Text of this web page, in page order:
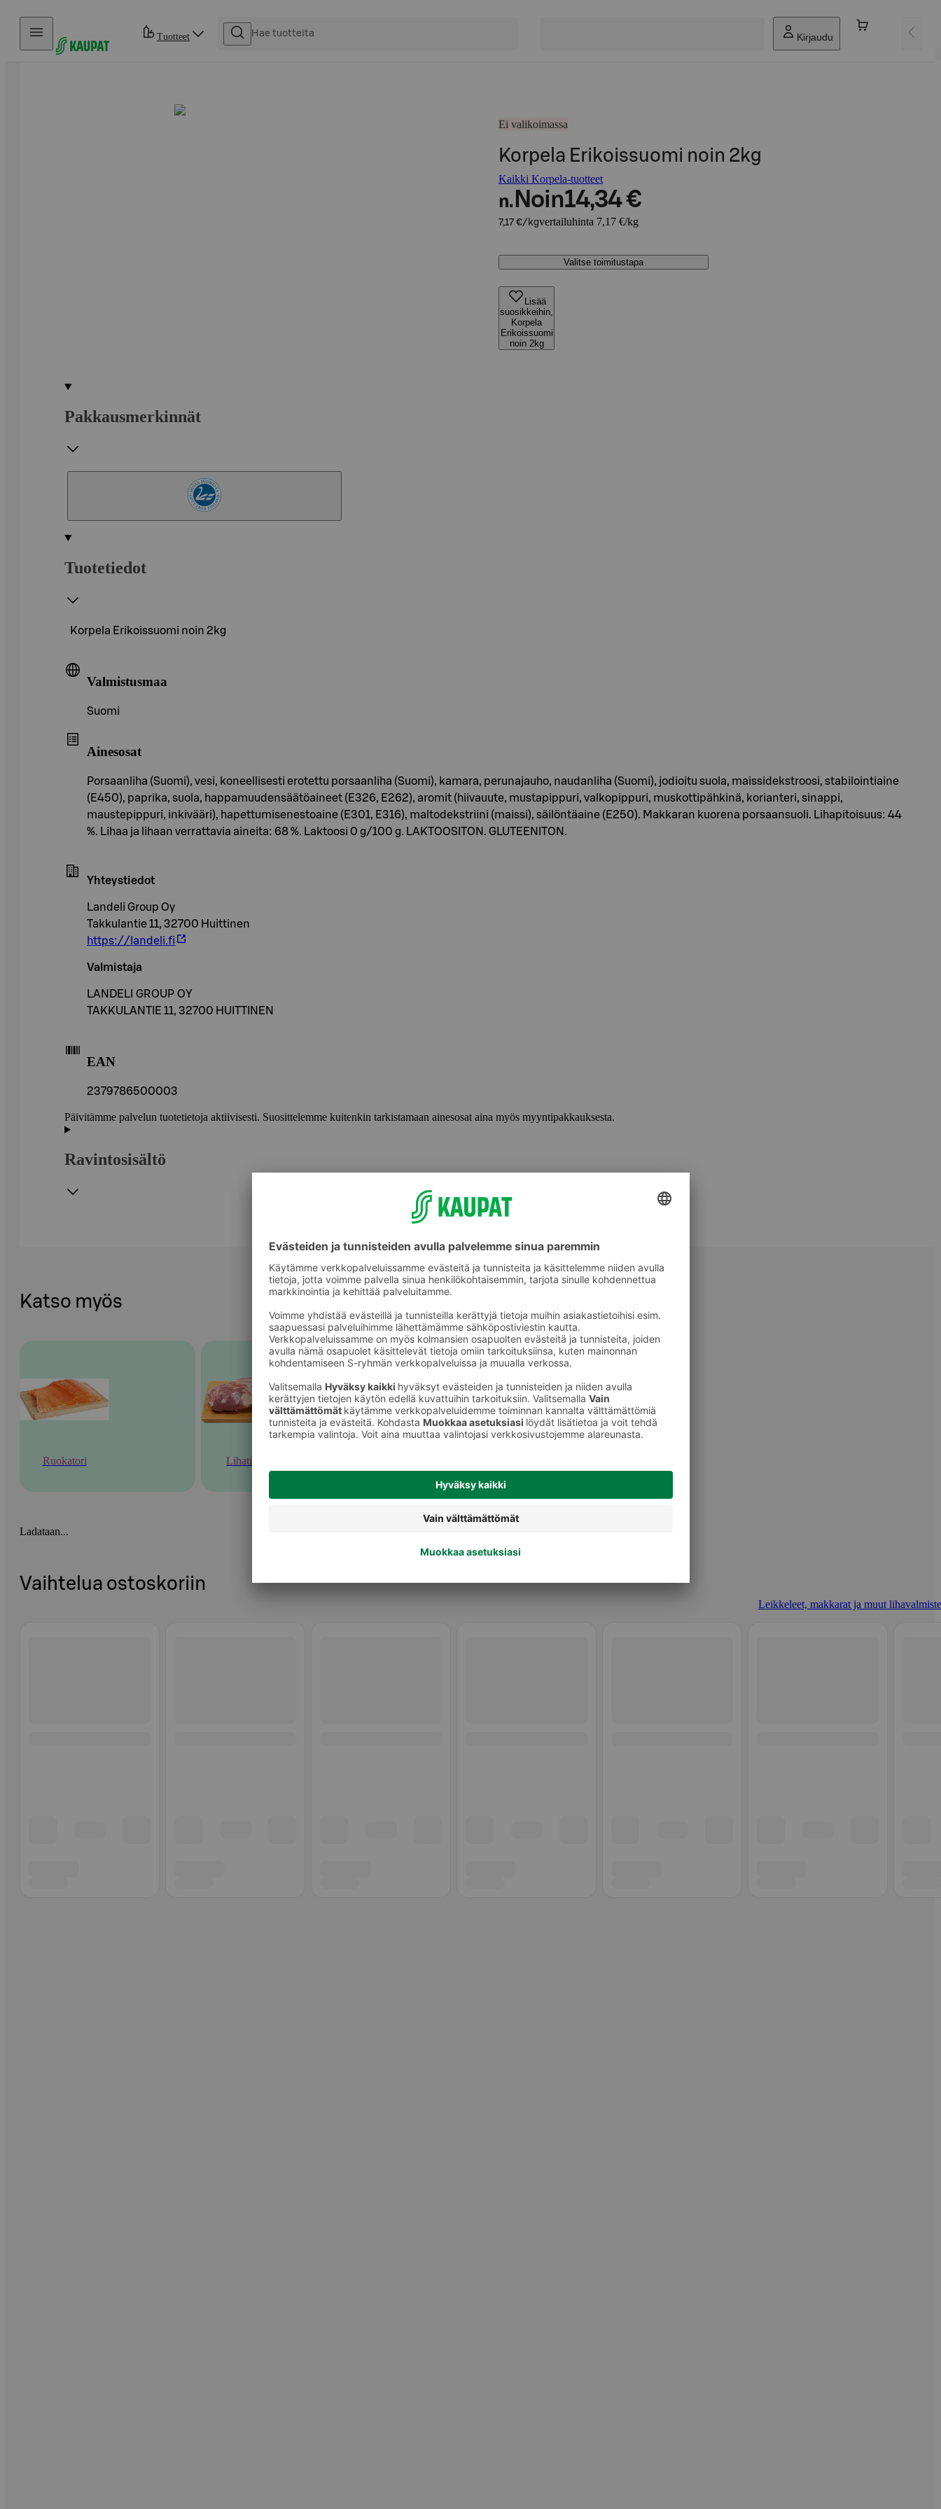
Hyppää sisältöön
Tuotteet Kirjaudu
Ei valikoimassa
Korpela Erikoissuomi noin 2kg
Kaikki Korpela-tuotteet
n. Noin14,34 €
7,17 €/kgvertailuhinta 7,17 €/kg
Valitse toimitustapa
Lisää
suosikkeihin,
Korpela
Erikoissuomi
noin 2kg
Pakkausmerkinnät
Tuotetiedot
Korpela Erikoissuomi noin 2kg
Valmistusmaa
Suomi
Ainesosat
Porsaanliha (Suomi), vesi, koneellisesti erotettu porsaanliha (Suomi), kamara, perunajauho, naudanliha (Suomi), jodioitu suola, maissidekstroosi, stabilointiaine
(E450), paprika, suola, happamuudensäätöaineet (E326, E262), aromit (hiivauute, mustapippuri, valkopippuri, muskottipähkinä, korianteri, sinappi,
maustepippuri, inkivääri), hapettumisenestoaine (E301, E316), maltodekstriini (maissi), säilöntäaine (E250). Makkaran kuorena porsaansuoli. Lihapitoisuus: 44
%. Lihaa ja lihaan verrattavia aineita: 68 %. Laktoosi 0 g/100 g. LAKTOOSITON. GLUTEENITON.
Yhteystiedot
Landeli Group Oy
Takkulantie 11, 32700 Huittinen
https://landeli.fi
Valmistaja
LANDELI GROUP OY
TAKKULANTIE 11, 32700 HUITTINEN
EAN
2379786500003
Päivitämme palvelun tuotetietoja aktiivisesti. Suosittelemme kuitenkin tarkistamaan ainesosat aina myös myyntipakkauksesta.
Ravintosisältö
Katso myös
Ruokatori Lihatiski
Ladataan...
Vaihtelua ostoskoriin
Leikkeleet, makkarat ja muut